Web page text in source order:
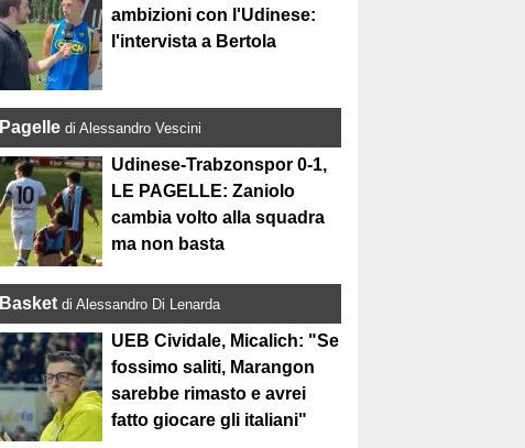
ambizioni con l'Udinese:
l'intervista a Bertola
Pagelle di Alessandro Vescini
Udinese-Trabzonspor 0-1,
LE PAGELLE: Zaniolo
cambia volto alla squadra
ma non basta
Basket di Alessandro Di Lenarda
UEB Cividale, Micalich: "Se
fossimo saliti, Marangon
sarebbe rimasto e avrei
fatto giocare gli italiani"